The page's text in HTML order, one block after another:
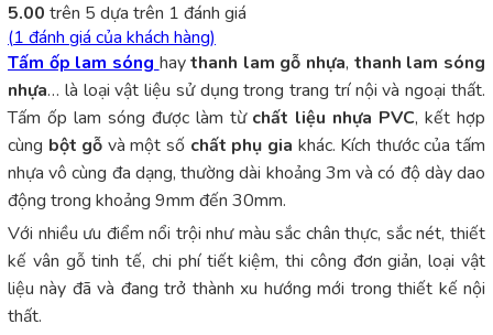
5.00 trên 5 dựa trên 1 đánh giá
(1 đánh giá của khách hàng)
Tấm ốp lam sóng haythanh lam gỗ nhựa, thanh lam sóng
nhựa… là loại vật liệu sử dụng trong trang trí nội và ngoại thất.
Tấm ốp lam sóng được làm từ chất liệu nhựa PVC, kết hợp
cùng bột gỗ và một số chất phụ gia khác. Kích thước của tấm
nhựa vô cùng đa dạng, thường dài khoảng 3m và có độ dày dao
động trong khoảng 9mm đến 30mm.
Với nhiều ưu điểm nổi trội như màu sắc chân thực, sắc nét, thiết
kế vân gỗ tinh tế, chi phí tiết kiệm, thi công đơn giản, loại vật
liệu này đã và đang trở thành xu hướng mới trong thiết kế nội
thất.